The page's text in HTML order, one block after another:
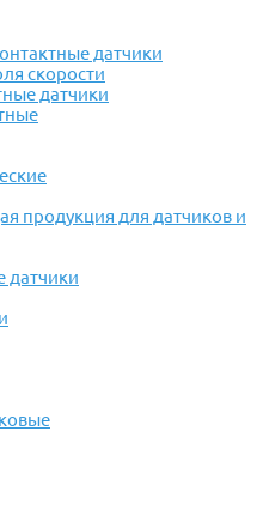
датчики
скорости
датчики
продукция для датчиков и
датчики